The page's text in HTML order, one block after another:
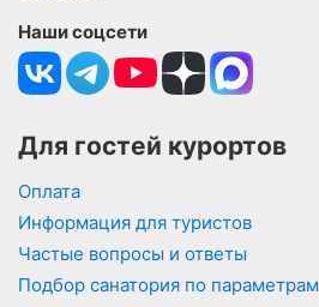
Наши соцсети
Для гостей курортов
Оплата
Информация для туристов
Частые вопросы и ответы
Подбор санатория по параметрам